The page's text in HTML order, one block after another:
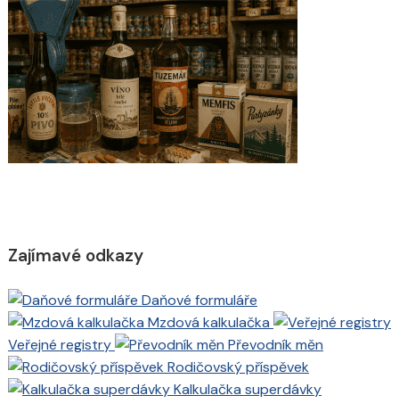
Zajímavé odkazy
Daňové formuláře
Mzdová kalkulačka
Veřejné registry
Převodník měn
Rodičovský příspěvek
Kalkulačka superdávky